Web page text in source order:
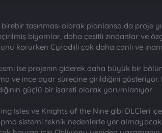
taşınması olarak planlansa da proje
biyomlar, daha çeşitli zindanlar ve
korurken Cyrodiili çok daha canlı ve
ise projenin giderek daha büyük bir
ve ince ayar sürecine girildiğini
güçlü bir işareti olarak yorumlanıyor.
Isles ve Knights of the Nine gibi DLCleri
sistemi teknik nedenlerle yer